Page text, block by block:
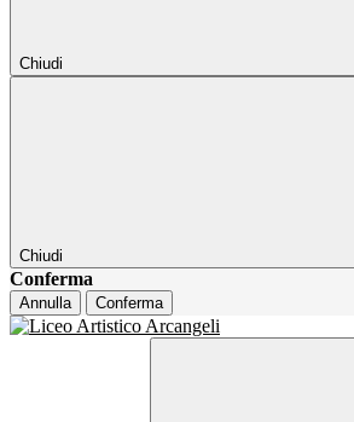
Chiudi
Chiudi
Conferma
Annulla Conferma